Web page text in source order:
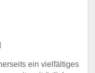
ein vielfältiges